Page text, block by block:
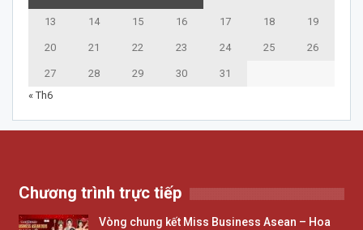
13 14 15 16 17 18 19
20 21 22 23 24 25 26
27 28 29 30
31
« Th6
Chương trình trực tiếp
Vòng chung kết Miss Business Asean – Hoa